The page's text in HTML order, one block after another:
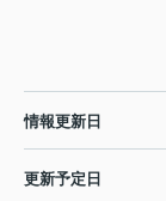
情報更新日
更新予定日